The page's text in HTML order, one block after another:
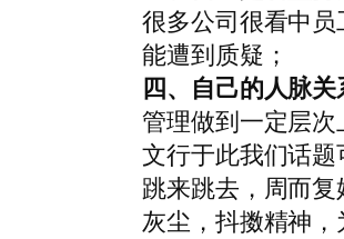
很多公司很看中
能遭到质疑；
四、自己的人脉关
管理做到一定层次
文行于此我们话
跳来跳去，周而
灰尘，抖擞精神，